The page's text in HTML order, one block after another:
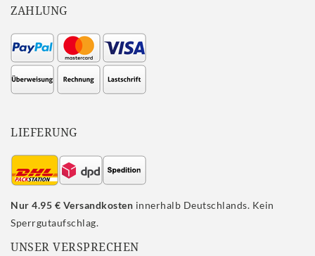
ZAHLUNG
LIEFERUNG
Nur 4.95 € Versandkosten innerhalb Deutschlands. Kein
Sperrgutaufschlag.
UNSER VERSPRECHEN